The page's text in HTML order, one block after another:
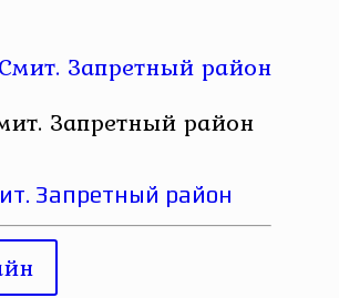
Запретный район
Запретный район